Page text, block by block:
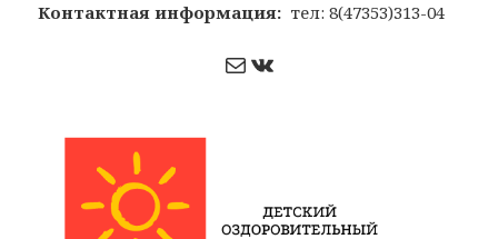
Контактная информация: тел: 8(47353)313-04
Почта ВКонтакте